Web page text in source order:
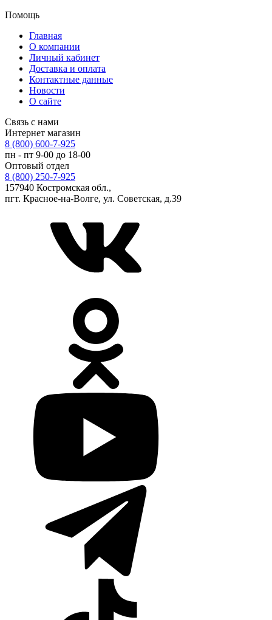
Помощь
Главная
О компании
Личный кабинет
Доставка и оплата
Контактные данные
Новости
О сайте
Связь с нами
Интернет магазин
8 (800) 600-7-925
пн - пт 9-00 до 18-00
Оптовый отдел
8 (800) 250-7-925
157940 Костромская обл.,
пгт. Красное-на-Волге, ул. Советская, д.39